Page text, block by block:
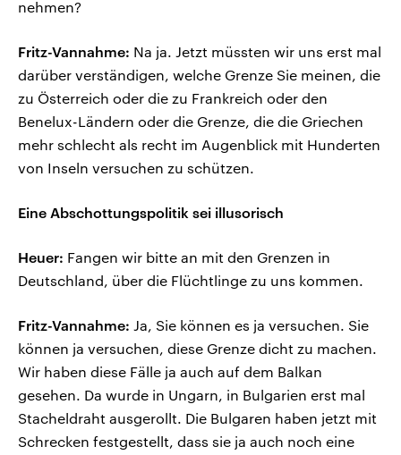
nehmen?
Fritz-Vannahme: Na ja. Jetzt müssten wir uns erst mal
darüber verständigen, welche Grenze Sie meinen, die
zu Österreich oder die zu Frankreich oder den
Benelux-Ländern oder die Grenze, die die Griechen
mehr schlecht als recht im Augenblick mit Hunderten
von Inseln versuchen zu schützen.
Eine Abschottungspolitik sei illusorisch
Heuer: Fangen wir bitte an mit den Grenzen in
Deutschland, über die Flüchtlinge zu uns kommen.
Fritz-Vannahme: Ja, Sie können es ja versuchen. Sie
können ja versuchen, diese Grenze dicht zu machen.
Wir haben diese Fälle ja auch auf dem Balkan
gesehen. Da wurde in Ungarn, in Bulgarien erst mal
Stacheldraht ausgerollt. Die Bulgaren haben jetzt mit
Schrecken festgestellt, dass sie ja auch noch eine